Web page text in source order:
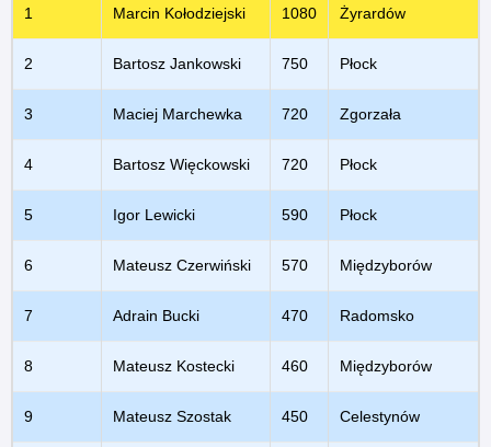
1 Marcin Kołodziejski 1080 Żyrardów
2 Bartosz Jankowski 750 Płock
3 Maciej Marchewka 720 Zgorzała
4 Bartosz Więckowski 720 Płock
5 Igor Lewicki 590 Płock
6 Mateusz Czerwiński 570 Międzyborów
7 Adrain Bucki 470 Radomsko
8 Mateusz Kostecki 460 Międzyborów
9 Mateusz Szostak 450 Celestynów